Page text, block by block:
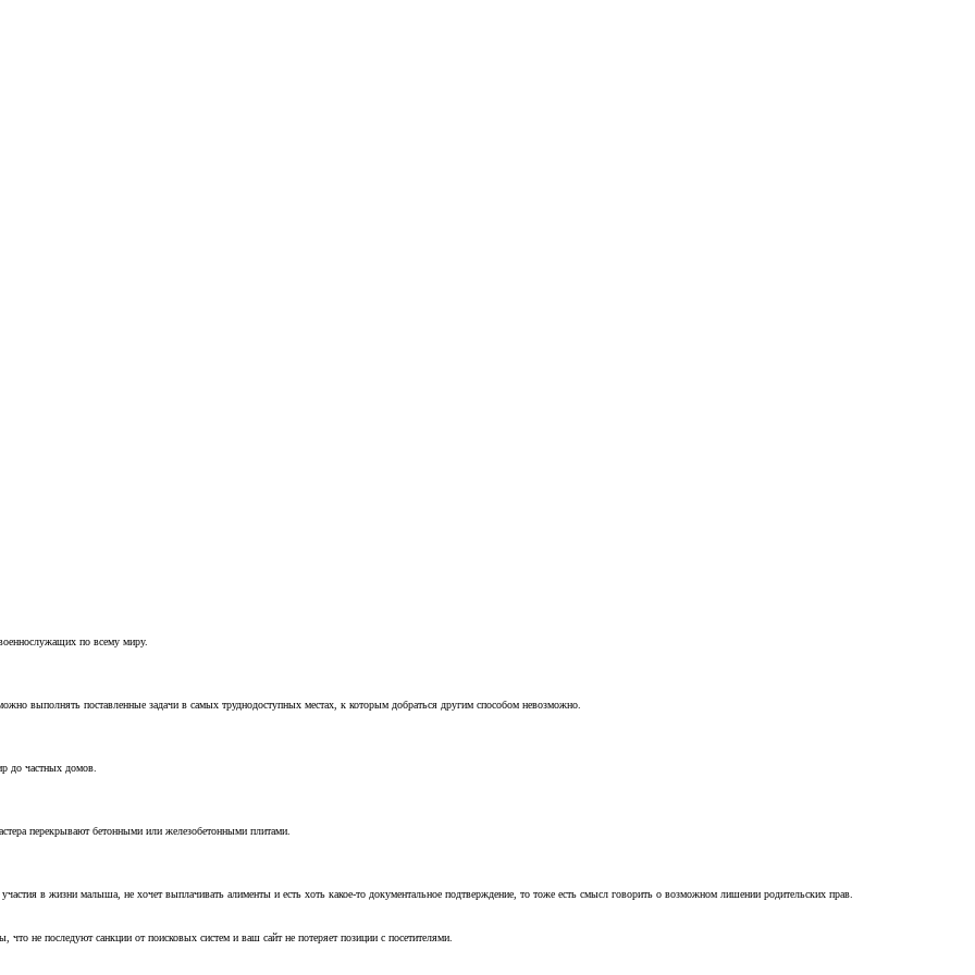
по всему миру.
выполнять поставленные задачи в самых труднодоступных местах, к которым добраться другим способом невозможно.
до частных домов.
перекрывают бетонными или железобетонными плитами.
в жизни малыша, не хочет выплачивать алименты и есть хоть какое-то документальное подтверждение, то тоже есть смысл говорить о возможном лишении родительских прав.
не последуют санкции от поисковых систем и ваш сайт не потеряет позиции с посетителями.